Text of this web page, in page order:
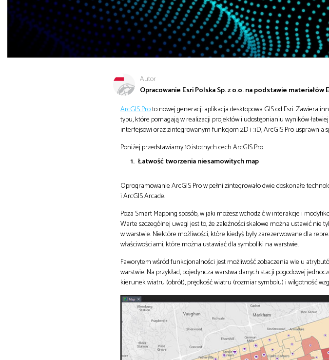
Autor
Opracowanie Esri Polska Sp. z o.o. na podstawie materiałów
ArcGIS Proto nowej generacji aplikacja desktopowa GIS od Esri. Zawiera
typu, które pomagają w realizacji projektów i udostępnianiu wyników
interfejsowi oraz zintegrowanym funkcjom 2D i 3D, ArcGIS Pro usprawnia
Poniżej przedstawiamy 10 istotnych cech ArcGIS Pro.
Łatwość tworzenia niesamowitych map
Oprogramowanie ArcGIS Pro w pełni zintegrowało dwie doskonałe
i ArcGIS Arcade.
Poza Smart Mapping sposób, w jaki możesz wchodzić w interakcje i
Warte szczególnej uwagi jest to, że zależności skalowe można ustawić nie
w warstwie. Niektóre możliwości, które kiedyś były zarezerwowane dla
właściwościami, które można ustawiać dla symboliki na warstwie.
Faworytem wśród funkcjonalności jest możliwość zobaczenia wielu
warstwie. Na przykład, pojedyncza warstwa danych stacji pogodowej
kierunek wiatru (obrót), prędkość wiatru (rozmiar symbolu) i wilgotność